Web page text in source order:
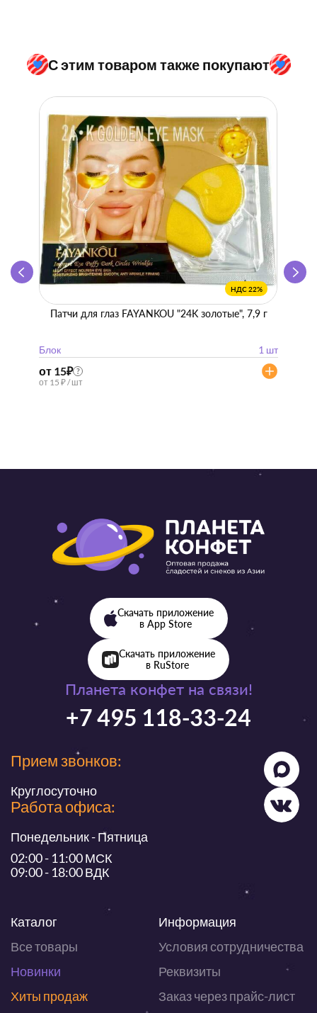
С этим товаром также покупают
НДС 22%
Патчи для глаз FAYANKOU "24K золотые", 7,9 г
Блок 1 шт
от 15₽ ?
от 15 ₽ / шт
Планета конфет на связи!
+7 495 118-33-24
Прием звонков:
Круглосуточно
Работа офиса:
Понедельник - Пятница
02:00 - 11:00 МСК
09:00 - 18:00 ВДК
Каталог
Все товары
Новинки
Хиты продаж
Информация
Условия сотрудничества
Реквизиты
Заказ через прайс-лист
Скачать приложение
в App Store
Скачать приложение
в RuStore